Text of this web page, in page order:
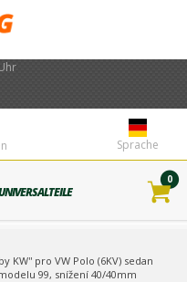
Sprache
0
KW'' pro VW Polo (6KV) sedan
99, snížení 40/40mm